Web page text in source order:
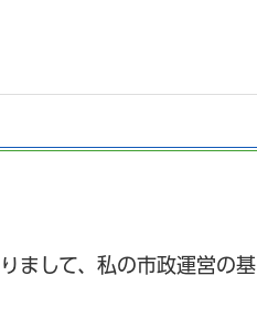
まして、私の市政運営の基